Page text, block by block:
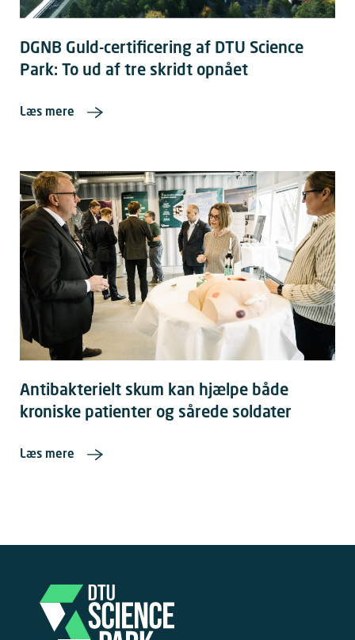
DGNB Guld-certificering af DTU Science
Park: To ud af tre skridt opnået
Læs mere
Antibakterielt skum kan hjælpe både
kroniske patienter og sårede soldater
Læs mere